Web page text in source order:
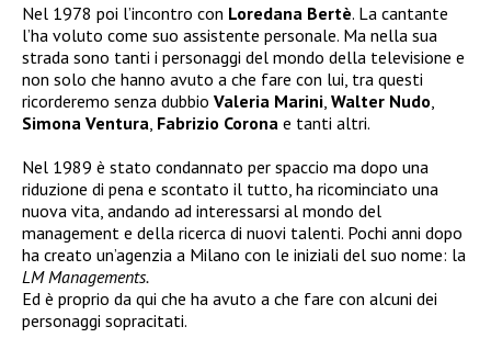
Nel 1978 poi l’incontro con Loredana Bertè. La cantante
l’ha voluto come suo assistente personale. Ma nella sua
strada sono tanti i personaggi del mondo della televisione e
non solo che hanno avuto a che fare con lui, tra questi
ricorderemo senza dubbio Valeria Marini Walter Nudo
Simona Ventura Fabrizio Corona e tanti altri.
Nel 1989 è stato condannato per spaccio ma dopo una
riduzione di pena e scontato il tutto, ha ricominciato una
nuova vita, andando ad interessarsi al mondo del
management e della ricerca di nuovi talenti. Pochi anni dopo
ha creato un’agenzia a Milano con le iniziali del suo nome: la
LM Managements.
Ed è proprio da qui che ha avuto a che fare con alcuni dei
personaggi sopracitati.